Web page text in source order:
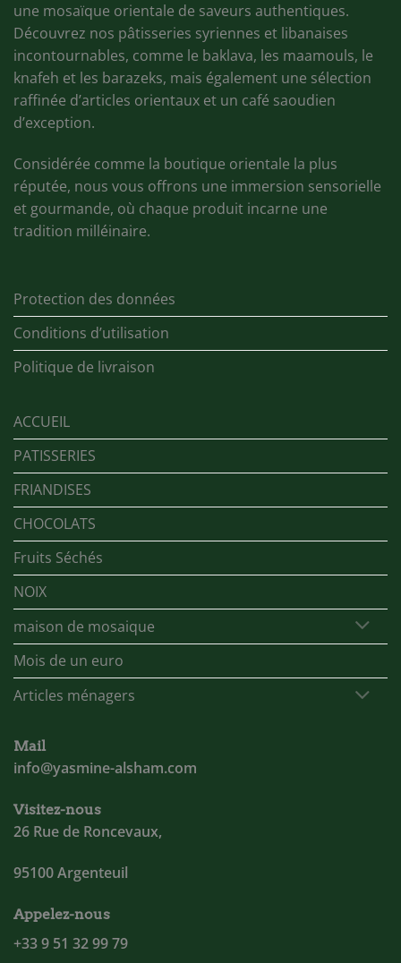
une mosaïque orientale de saveurs authentiques.
Découvrez nos pâtisseries syriennes et libanaises
incontournables, comme le baklava, les maamouls, le
knafeh et les barazeks, mais également une sélection
raffinée d’articles orientaux et un café saoudien
d’exception.
Considérée comme la boutique orientale la plus
réputée, nous vous offrons une immersion sensorielle
et gourmande, où chaque produit incarne une
tradition milléinaire.
Protection des données
Conditions d’utilisation
Politique de livraison
ACCUEIL
PATISSERIES
FRIANDISES
CHOCOLATS
Fruits Séchés
NOIX
maison de mosaique
Mois de un euro
Articles ménagers
Mail
info@yasmine-alsham.com
Visitez-nous
26 Rue de Roncevaux,
95100 Argenteuil
Appelez-nous
+33 9 51 32 99 79